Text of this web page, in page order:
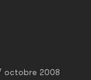
octobre 2008